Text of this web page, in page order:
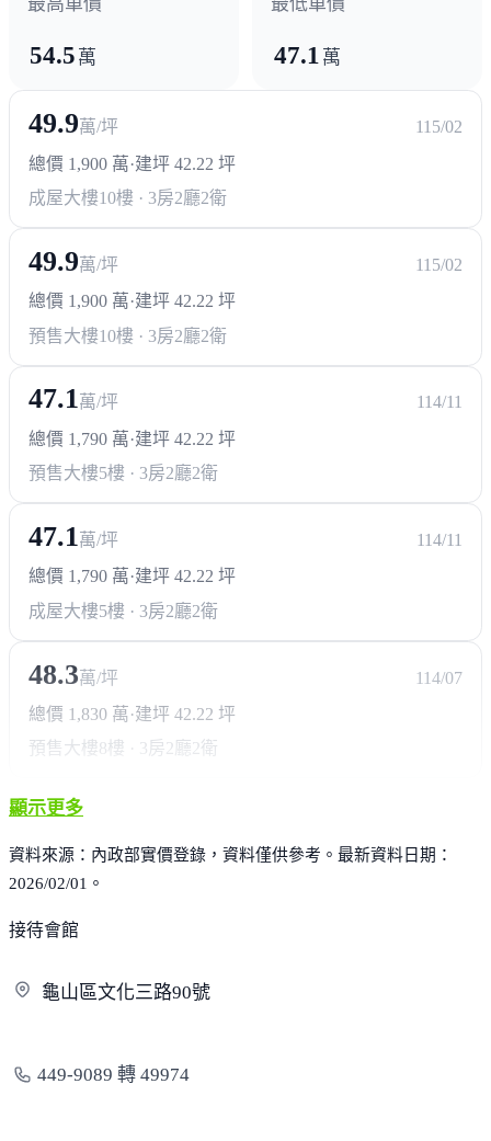
54.5 萬 47.1 萬
49.9萬/坪
115/02
總價 1,900 萬·建坪 42.22 坪
成屋大樓10樓 · 3房2廳2衛
49.9萬/坪
115/02
總價 1,900 萬·建坪 42.22 坪
預售大樓10樓 · 3房2廳2衛
47.1萬/坪
114/11
總價 1,790 萬·建坪 42.22 坪
預售大樓5樓 · 3房2廳2衛
47.1萬/坪
114/11
總價 1,790 萬·建坪 42.22 坪
成屋大樓5樓 · 3房2廳2衛
48.3萬/坪
114/07
總價 1,830 萬 ·建坪 42.22 坪
預售大樓8樓 · 3房2廳2衛
顯示更多
資料來源：內政部實價登錄，資料僅供參考。最新資料日期：
2026/02/01。
接待會館
龜山區文化三路90號
449-9089 轉 49974